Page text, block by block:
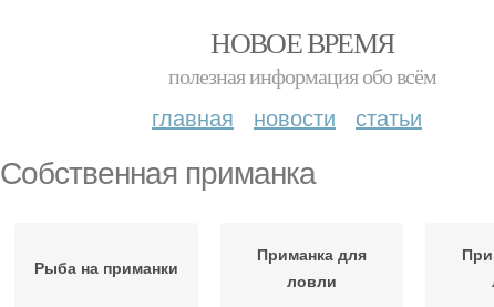
НОВОЕ ВРЕМЯ
полезная информация обо всём
главная новости статьи
Собственная приманка
Рыба на приманки
Приманка для
ловли